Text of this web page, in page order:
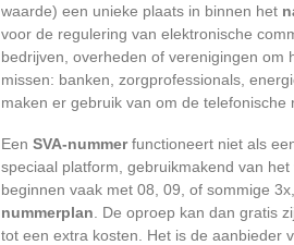
waarde) een unieke plaats in binnen het
voor de regulering van elektronische
bedrijven, overheden of verenigingen om
missen: banken, zorgprofessionals,
maken er gebruik van om de telefonische
Een SVA-nummerfunctioneert niet als
speciaal platform, gebruikmakend van het
beginnen vaak met 08, 09, of sommige
nummerplan . De oproep kan dan gratis
tot een extra kosten. Het is de aanbieder